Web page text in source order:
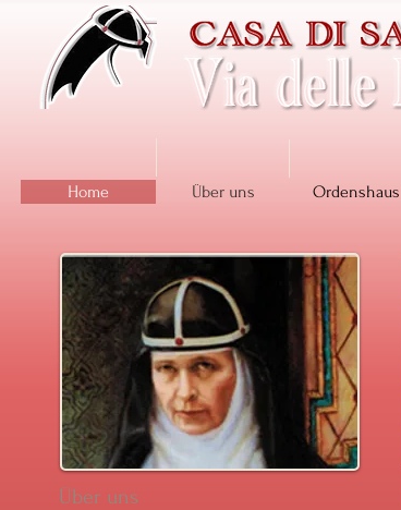
Home Über uns Ordenshaus
Über uns